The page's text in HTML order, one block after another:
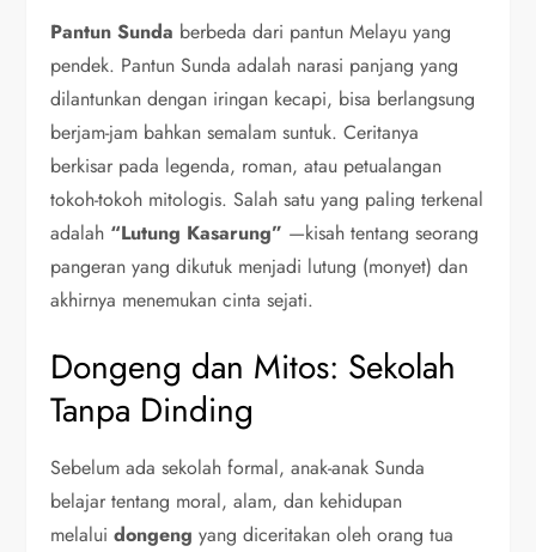
Pantun Sunda berbeda dari pantun Melayu yang
pendek. Pantun Sunda adalah narasi panjang yang
dilantunkan dengan iringan kecapi, bisa berlangsung
berjam-jam bahkan semalam suntuk. Ceritanya
berkisar pada legenda, roman, atau petualangan
tokoh-tokoh mitologis. Salah satu yang paling terkenal
adalah “Lutung Kasarung” —kisah tentang seorang
pangeran yang dikutuk menjadi lutung (monyet) dan
akhirnya menemukan cinta sejati.
Dongeng dan Mitos: Sekolah
Tanpa Dinding
Sebelum ada sekolah formal, anak-anak Sunda
belajar tentang moral, alam, dan kehidupan
melaluidongeng yang diceritakan oleh orang tua